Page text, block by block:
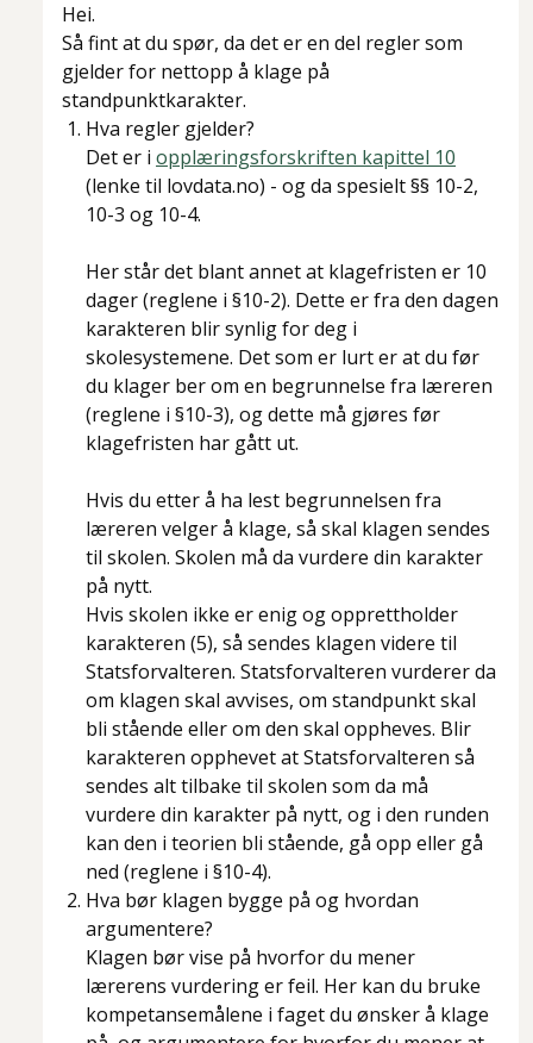
Hei.
Så fint at du spør, da det er en del regler som
gjelder for nettopp å klage på
standpunktkarakter.
Hva regler gjelder?
Det er i opplæringsforskriften kapittel 10
(lenke til lovdata.no) - og da spesielt §§ 10-2,
10-3 og 10-4.
Her står det blant annet at klagefristen er 10
dager (reglene i §10-2). Dette er fra den dagen
karakteren blir synlig for deg i
skolesystemene. Det som er lurt er at du før
du klager ber om en begrunnelse fra læreren
(reglene i §10-3), og dette må gjøres før
klagefristen har gått ut.
Hvis du etter å ha lest begrunnelsen fra
læreren velger å klage, så skal klagen sendes
til skolen. Skolen må da vurdere din karakter
på nytt.
Hvis skolen ikke er enig og opprettholder
karakteren (5), så sendes klagen videre til
Statsforvalteren. Statsforvalteren vurderer da
om klagen skal avvises, om standpunkt skal
bli stående eller om den skal oppheves. Blir
karakteren opphevet at Statsforvalteren så
sendes alt tilbake til skolen som da må
vurdere din karakter på nytt, og i den runden
kan den i teorien bli stående, gå opp eller gå
ned (reglene i §10-4).
Hva bør klagen bygge på og hvordan
argumentere?
Klagen bør vise på hvorfor du mener
lærerens vurdering er feil. Her kan du bruke
kompetansemålene i faget du ønsker å klage